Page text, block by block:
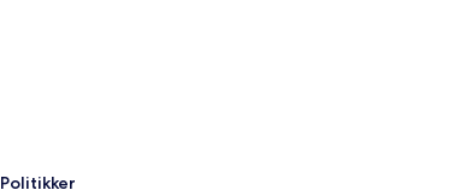
Politikker